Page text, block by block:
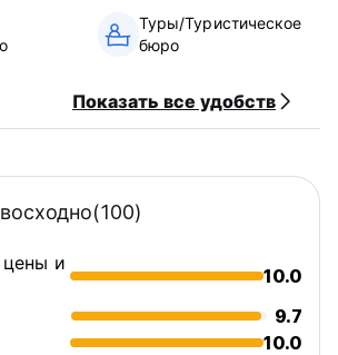
Туры/Туристическое
бюро
Показать все удобств
(100)
и
10.0
9.7
10.0